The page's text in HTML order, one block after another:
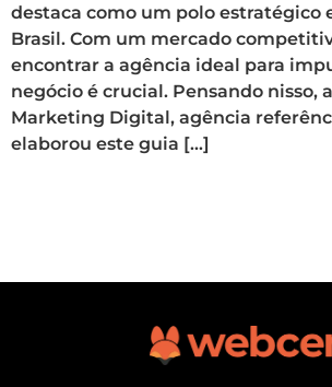
destaca como um polo estratégico
Brasil. Com um mercado
encontrar a agência ideal para
negócio é crucial. Pensando nisso,
Marketing Digital, agência
elaborou este guia […]